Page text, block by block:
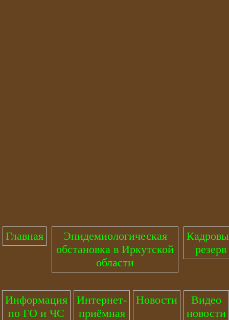
Главная
Эпидемиологическая
обстановка в Иркутской
области
резерв
Информация
по ГО и ЧС
Интернет-
приёмная
Новости
Видео
новости